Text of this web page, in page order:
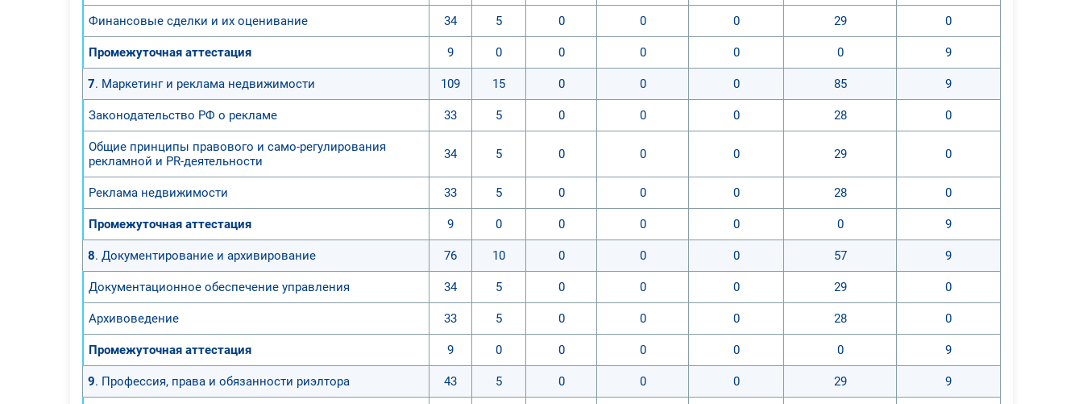
Финансовые сделки и их оценивание 34 5 0 0 0 29 0
Промежуточная аттестация 9 0 0 0 0 0 9
7. Маркетинг и реклама недвижимости 109 15 0 0 0 85 9
Законодательство РФ о рекламе 33 5 0 0 0 28 0
Общие принципы правового и само-регулирования
рекламной и PR-деятельности
34 5 0 0 0 29 0
Реклама недвижимости 33 5 0 0 0 28 0
Промежуточная аттестация 9 0 0 0 0 0 9
8. Документирование и архивирование 76 10 0 0 0 57 9
Документационное обеспечение управления 34 5 0 0 0 29 0
Архивоведение 33 5 0 0 0 28 0
Промежуточная аттестация 9 0 0 0 0 0 9
9. Профессия, права и обязанности риэлтора 43 5 0 0 0 29 9